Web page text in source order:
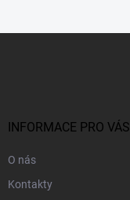
INFORMACE PRO VÁS
O nás
Kontakty